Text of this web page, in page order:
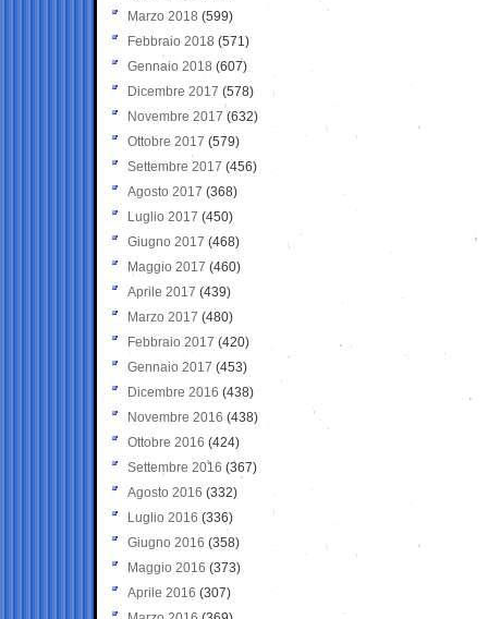
Marzo 2018 (599)
Febbraio 2018 (571)
Gennaio 2018 (607)
Dicembre 2017 (578)
Novembre 2017 (632)
Ottobre 2017 (579)
Settembre 2017 (456)
Agosto 2017 (368)
Luglio 2017 (450)
Giugno 2017 (468)
Maggio 2017 (460)
Aprile 2017 (439)
Marzo 2017 (480)
Febbraio 2017 (420)
Gennaio 2017 (453)
Dicembre 2016 (438)
Novembre 2016 (438)
Ottobre 2016 (424)
Settembre 2016 (367)
Agosto 2016 (332)
Luglio 2016 (336)
Giugno 2016 (358)
Maggio 2016 (373)
Aprile 2016 (307)